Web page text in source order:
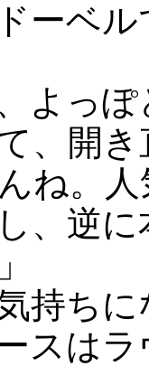
ーベ
よっ
、開
ね。
、逆
持ち
スは